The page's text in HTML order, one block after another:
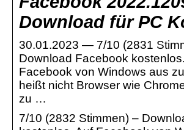
Download für PC
30.01.2023 — 7/10 (2831
Download Facebook
Facebook von Windows aus
heißt nicht Browser wie
zu …
7/10 (2832 Stimmen) –